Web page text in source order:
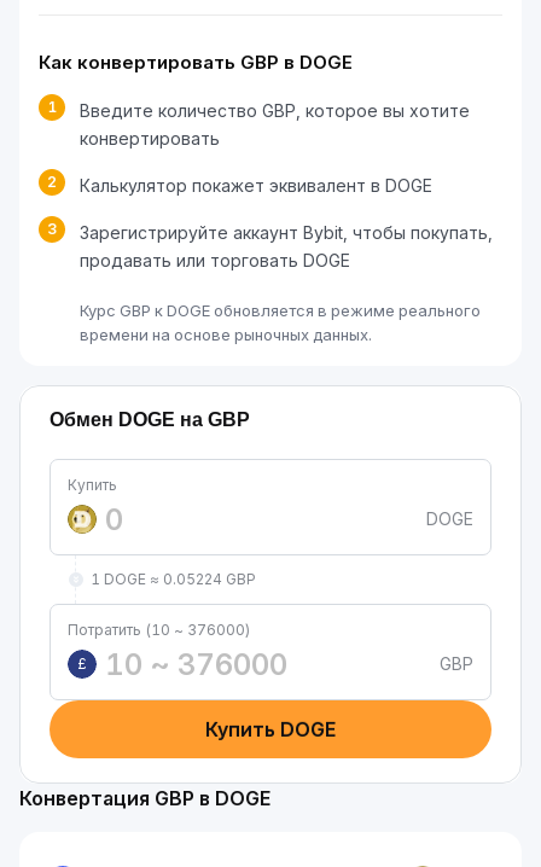
Как конвертировать GBP в DOGE
1
Введите количество GBP, которое вы хотите
конвертировать
2 Калькулятор покажет эквивалент в DOGE
3
Зарегистрируйте аккаунт Bybit, чтобы покупать,
продавать или торговать DOGE
Курс GBP к DOGE обновляется в режиме реального
времени на основе рыночных данных.
Обмен DOGE на GBP
Купить
DOGE
1 DOGE ≈ 0.05224 GBP
Потратить (10 ~ 376000)
£
GBP
Купить DOGE
Конвертация GBP в DOGE